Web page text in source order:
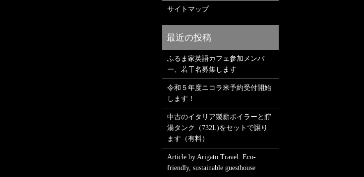
サイトマップ
ふるま家英語カフェ参加メンバ
ー、若干名募集します
令和５年度ニコラ米予約受付開始
します！
中古のイタリア製薪ボイラーと貯
湯タンク（732L)をセットで譲り
ます（有料）
Article by Arigato Travel: Eco-
friendly, sustainable guesthouse